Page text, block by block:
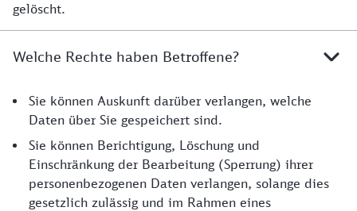
gelöscht.
Welche Rechte haben Betroffene?
Sie können Auskunft darüber verlangen, welche
Daten über Sie gespeichert sind.
Sie können Berichtigung, Löschung und
Einschränkung der Bearbeitung (Sperrung) ihrer
personenbezogenen Daten verlangen, solange dies
gesetzlich zulässig und im Rahmen eines